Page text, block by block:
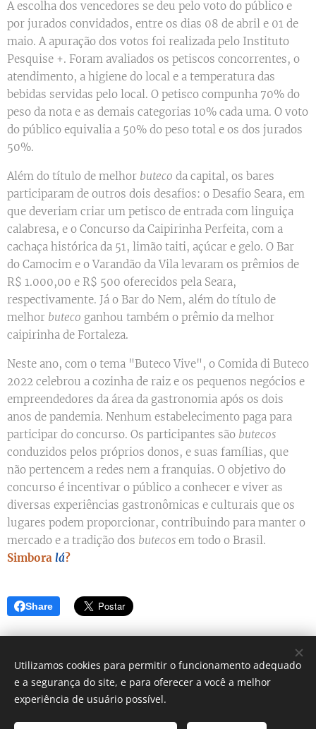
A escolha dos vencedores se deu pelo voto do público e
por jurados convidados, entre os dias 08 de abril e 01 de
maio. A apuração dos votos foi realizada pelo Instituto
Pesquise +. Foram avaliados os petiscos concorrentes, o
atendimento, a higiene do local e a temperatura das
bebidas servidas pelo local. O petisco compunha 70% do
peso da nota e as demais categorias 10% cada uma. O voto
do público equivalia a 50% do peso total e os dos jurados
50%.
Além do título de melhor buteco da capital, os bares
participaram de outros dois desafios: o Desafio Seara, em
que deveriam criar um petisco de entrada com linguiça
calabresa, e o Concurso da Caipirinha Perfeita, com a
cachaça histórica da 51, limão taiti, açúcar e gelo. O Bar
do Camocim e o Varandão da Vila levaram os prêmios de
R$ 1.000,00 e R$ 500 oferecidos pela Seara,
respectivamente. Já o Bar do Nem, além do título de
melhor buteco ganhou também o prêmio da melhor
caipirinha de Fortaleza.
Neste ano, com o tema "Buteco Vive", o Comida di Buteco
2022 celebrou a cozinha de raiz e os pequenos negócios e
empreendedores da área da gastronomia após os dois
anos de pandemia. Nenhum estabelecimento paga para
participar do concurso. Os participantes são butecos
conduzidos pelos próprios donos, e suas famílias, que
não pertencem a redes nem a franquias. O objetivo do
concurso é incentivar o público a conhecer e viver as
diversas experiências gastronômicas e culturais que os
lugares podem proporcionar, contribuindo para manter o
mercado e a tradição dos butecos em todo o Brasil.
Simbora lá?
Share
Simbora lá? - Blog de dicas
Instagram:@blog_simborala
Utilizamos cookies para permitir o funcionamento adequado
e a segurança do site, e para oferecer a você a melhor
experiência de usuário possível.